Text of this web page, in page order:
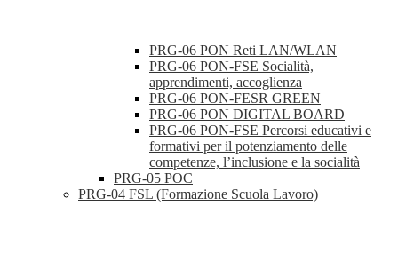
PRG-06 PON Reti LAN/WLAN
PRG-06 PON-FSE Socialità,
apprendimenti, accoglienza
PRG-06 PON-FESR GREEN
PRG-06 PON DIGITAL BOARD
PRG-06 PON-FSE Percorsi educativi e
formativi per il potenziamento delle
competenze, l’inclusione e la socialità
PRG-05 POC
PRG-04 FSL (Formazione Scuola Lavoro)